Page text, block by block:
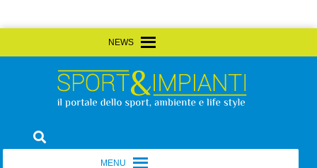
to
Sport&Impianti